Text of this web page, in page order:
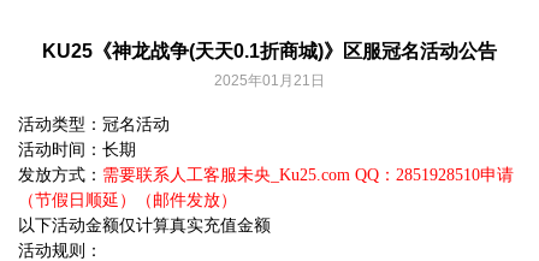
KU25《神龙战争(天天0.1折商城)》区服冠名活动公告
2025年01月21日
活动类型：冠名活动
活动时间：长期
发放方式： 需要联系人工客服未央_Ku25.com QQ：2851928510申请
（节假日顺延）（邮件发放）
以下活动金额仅计算真实充值金额
活动规则：